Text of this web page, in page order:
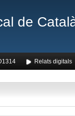
de
Relats digitals